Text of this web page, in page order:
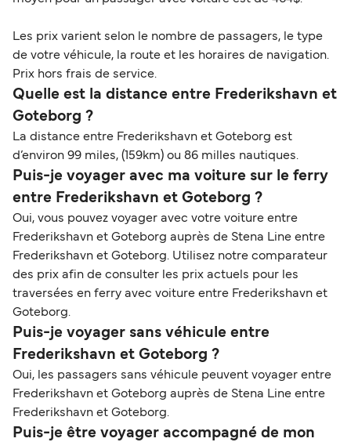
Les prix varient selon le nombre de passagers, le type
de votre véhicule, la route et les horaires de navigation.
Prix hors frais de service.
Quelle est la distance entre Frederikshavn et
Goteborg ?
La distance entre Frederikshavn et Goteborg est
d’environ 99 miles, (159km) ou 86 milles nautiques.
Puis-je voyager avec ma voiture sur le ferry
entre Frederikshavn et Goteborg ?
Oui, vous pouvez voyager avec votre voiture entre
Frederikshavn et Goteborg auprès de Stena Line entre
Frederikshavn et Goteborg. Utilisez notre comparateur
des prix afin de consulter les prix actuels pour les
traversées en ferry avec voiture entre Frederikshavn et
Goteborg.
Puis-je voyager sans véhicule entre
Frederikshavn et Goteborg ?
Oui, les passagers sans véhicule peuvent voyager entre
Frederikshavn et Goteborg auprès de Stena Line entre
Frederikshavn et Goteborg.
Puis-je être voyager accompagné de mon